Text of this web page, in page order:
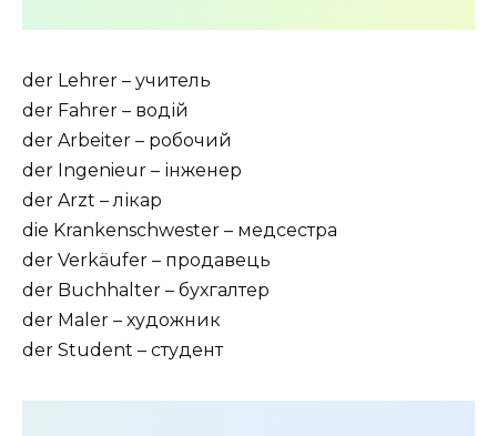
der Lehrer – учитель
der Fahrer – водій
der Arbeiter – робочий
der Ingenieur – інженер
der Arzt – лікар
die Krankenschwester – медсестра
der Verkäufer – продавець
der Buchhalter – бухгалтер
der Maler – художник
der Student – студент